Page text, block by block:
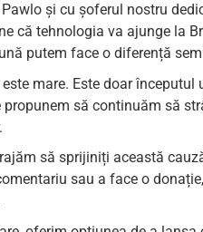
și cu șoferul nostru
că tehnologia va ajunge la
putem face o diferență
mare. Este doar începutul
să continuăm să
să sprijiniți această
sau a face o donație,